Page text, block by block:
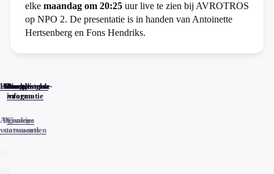
elke maandag om 20:25 uur live te zien bij AVROTROS
op NPO 2. De presentatie is in handen van Antoinette
Hertsenberg en Fons Hendriks.
Home
Actueel
Uitzendingen
Reacties
Programma-
informatie
Veelgestelde
vragen
Algemene
voorwaarden
Privacy
statements
Cookies